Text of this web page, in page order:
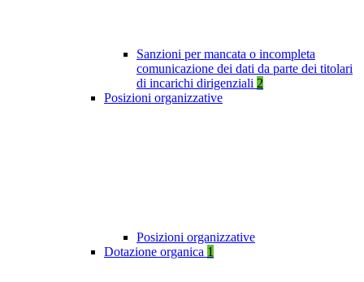
Sanzioni per mancata o incompleta
comunicazione dei dati da parte dei titolari
di incarichi dirigenziali 2
Posizioni organizzative
Posizioni organizzative
Dotazione organica 1